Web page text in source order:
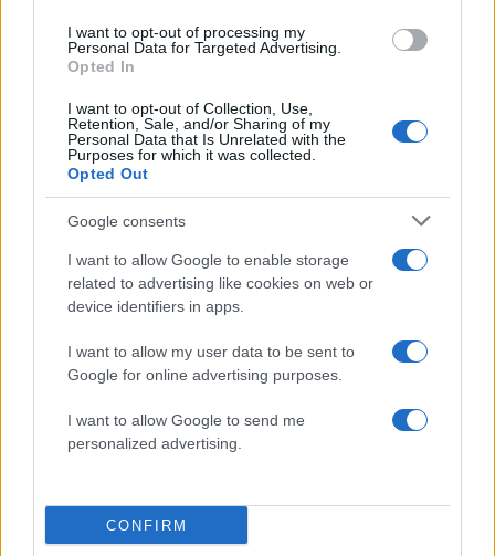
I want to opt-out of processing my
Personal Data for Targeted Advertising.
Opted In
I want to opt-out of Collection, Use,
Retention, Sale, and/or Sharing of my
Personal Data that Is Unrelated with the
Purposes for which it was collected.
Opted Out
Google consents
I want to allow Google to enable storage
related to advertising like cookies on web or
device identifiers in apps.
I want to allow my user data to be sent to
Google for online advertising purposes.
I want to allow Google to send me
personalized advertising.
CONFIRM
Αυτός είναι ο μακελάρης του Μονάχου
23.07.2016
News
Επίθεση στο Μόναχο: Πυροβολισμοί σε
εμπορικό κέντρο με πολλούς νεκρούς και
τραυματίες
22.07.2016
News
Πανικός στη Γερμανία! Πυροβολισμοί σε
εμπορικό κέντρο στο Μόναχο –
Πληροφορίες για νεκρούς
22.07.2016
Πανικός στη Γερμανία! Ένοπλος άνοιξε
ΔΙΑΦΗΜΙΣΗ